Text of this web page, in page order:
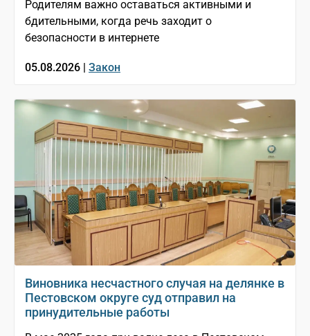
Родителям важно оставаться активными и
бдительными, когда речь заходит о
безопасности в интернете
05.08.2026 | Закон
Виновника несчастного случая на делянке в
Пестовском округе суд отправил на
принудительные работы